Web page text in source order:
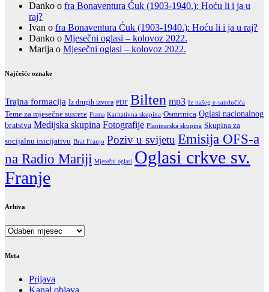
Danko o fra Bonaventura Ćuk (1903-1940.): Hoću li i ja u
raj?
Ivan o fra Bonaventura Ćuk (1903-1940.): Hoću li i ja u raj?
Danko o Mjesečni oglasi – kolovoz 2022.
Marija o Mjesečni oglasi – kolovoz 2022.
Najčešće oznake
Trajna formacija Iz drugih izvora PDF Bilten mp3 Iz našeg e-sandučića
Teme za mjesečne susrete Frama Karitativna skupina Osmrtnica Oglasi nacionalnog
bratstva Medijska skupina Fotografije Planinarska skupina Skupina za
socijalnu inicijativu Brat Franjo Poziv u svijetu Emisija OFS-a
na Radio Mariji Mjesečni oglasi Oglasi crkve sv.
Franje
Arhiva
Arhiva
Meta
Prijava